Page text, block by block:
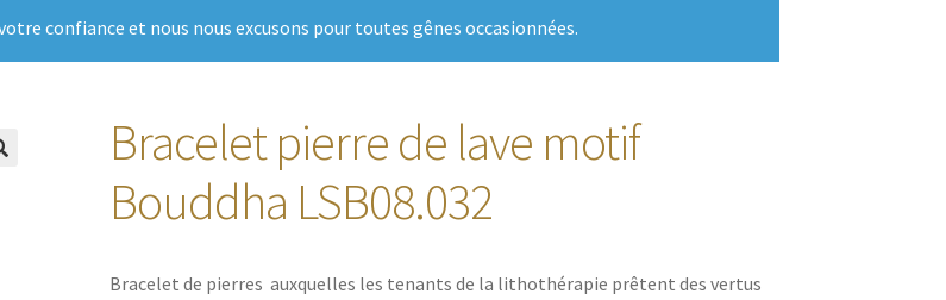
confiance et nous nous excusons pour toutes gênes occasionnées.
Bracelet pierre de lave motif
Bouddha LSB08.032
Bracelet de pierres auxquelles les tenants de la lithothérapie prêtent des vertus